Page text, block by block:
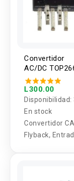
Convertidor
AC/DC
L300.00
Disponibilidad:
En stock
Convertidor
Flyback,